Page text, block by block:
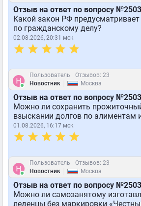
Отзыв на ответ по вопросу
Какой закон РФ
по гражданскому делу?
02.08.2026, 20:31 мск
Пользователь
Отзывов: 23
Новостник
Москва
Отзыв на ответ по вопросу
Можно ли сохранить
взыскании долгов по алиментам
01.08.2026, 16:17 мск
Пользователь
Отзывов: 23
Новостник
Москва
Отзыв на ответ по вопросу
Можно ли самозанятому
леденцы без маркировки